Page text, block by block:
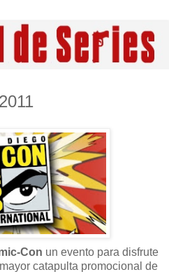
Con un evento para disfrute
catapulta promocional de